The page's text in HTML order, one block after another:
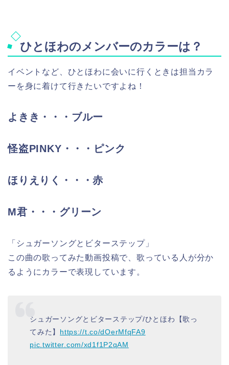
ひとほわのメンバーのカラーは？
イベントなど、ひとほわに会いに行くときは担当カラ
ーを身に着けて行きたいですよね！
よきき・・・ブルー
怪盗PINKY・・・ピンク
ほりえりく・・・赤
M君・・・グリーン
「シュガーソングとビターステップ」
この曲の歌ってみた動画投稿で、歌っている人が分か
るようにカラーで表現しています。
シュガーソングとビターステップ/ひとほわ【歌っ
てみた】 https://t.co/dOerMfqFA9
pic.twitter.com/xd1f1P2qAM